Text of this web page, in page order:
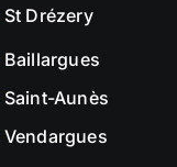
St Drézery
Baillargues
Saint-Aunès
Vendargues